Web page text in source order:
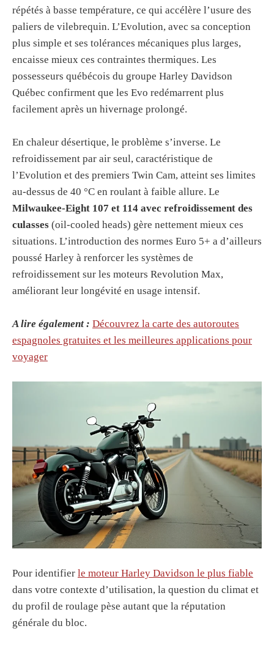
répétés à basse température, ce qui accélère l’usure des
paliers de vilebrequin. L’Evolution, avec sa conception
plus simple et ses tolérances mécaniques plus larges,
encaisse mieux ces contraintes thermiques. Les
possesseurs québécois du groupe Harley Davidson
Québec confirment que les Evo redémarrent plus
facilement après un hivernage prolongé.
En chaleur désertique, le problème s’inverse. Le
refroidissement par air seul, caractéristique de
l’Evolution et des premiers Twin Cam, atteint ses limites
au-dessus de 40 °C en roulant à faible allure. Le
Milwaukee-Eight 107 et 114 avec refroidissement des
culasses (oil-cooled heads) gère nettement mieux ces
situations. L’introduction des normes Euro 5+ a d’ailleurs
poussé Harley à renforcer les systèmes de
refroidissement sur les moteurs Revolution Max,
améliorant leur longévité en usage intensif.
A lire également : Découvrez la carte des autoroutes
espagnoles gratuites et les meilleures applications pour
voyager
Pour identifier le moteur Harley Davidson le plus fiable
dans votre contexte d’utilisation, la question du climat et
du profil de roulage pèse autant que la réputation
générale du bloc.